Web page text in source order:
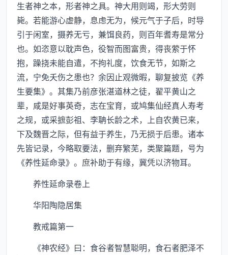
生者神之本，形者神之具。神大用则竭，形大劳则
毙。若能游心虚静，息虑无为，候元气于子后，时导
引于闲室，摄养无亏，兼饵良药，则百年耆寿是常分
也。如恣意以耽声色，役智而图富贵，得丧萦于怀
抱，躁挠未能自遣，不拘礼度，饮食无节，如斯之
流，宁免夭伤之患也？余因止观微暇，聊复披览《养
生要集》。其集乃前彦张湛道林之徒，翟平黄山之
辈，咸是好事英奇，志在宝育，或鸠集仙经真人寿考
之规，或采摭彭祖、李聃长龄之术，上自农黄已来，
下及魏晋之际，但有益于养生，乃无损于后患。诸本
先皆记录，今略取要法，删弃繁芜，类聚篇题，号为
《养性延命录》。庶补助于有缘，冀凭以济物耳。
养性延命录卷上
华阳陶隐居集
教戒篇第一
《神农经》曰：食谷者智慧聪明，食石者肥泽不